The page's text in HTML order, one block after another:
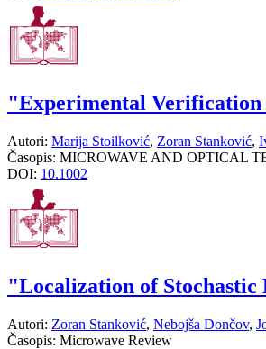
"Experimental Verification
Autori: Marija Stoilković, Zoran Stanković,
Časopis: MICROWAVE AND OPTICAL
DOI: 10.1002
"Localization of
Autori: Zoran Stanković, Nebojša Dončov,
Časopis: Microwave Review